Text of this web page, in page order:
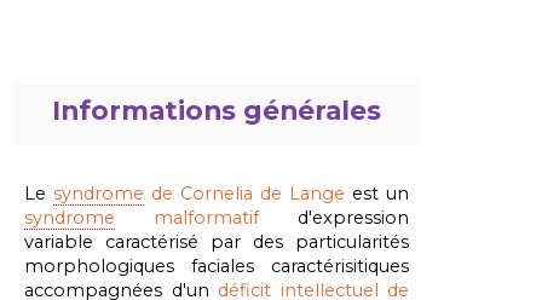
Informations générales
Lesyndrome de Cornelia de Lange est un
syndrome malformatifd'expression
variable caractérisé par des particularités
morphologiques faciales caractérisitiques
accompagnées d'un déficit intellectuel de